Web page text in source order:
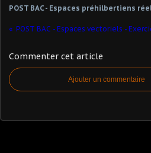
POST BAC - Espaces préhilbertiens
POST BAC - Espaces vectoriels -
Commenter cet article
Ajouter un commentaire